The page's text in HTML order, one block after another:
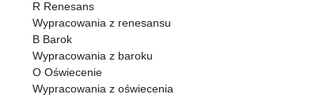
R Renesans
Wypracowania z renesansu
B Barok
Wypracowania z baroku
O Oświecenie
Wypracowania z oświecenia